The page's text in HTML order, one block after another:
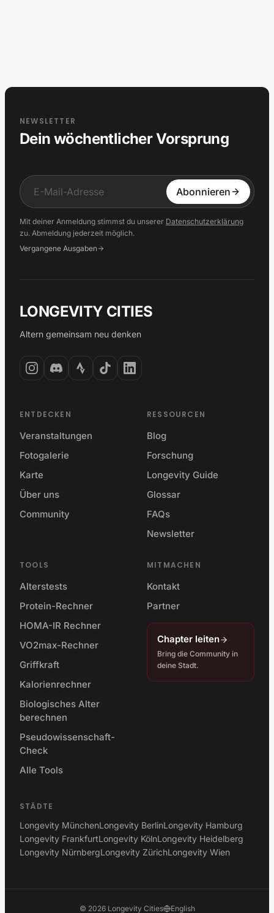
NEWSLETTER
Dein wöchentlicher Vorsprung
Input Abonnieren
Mit deiner Anmeldung stimmst du unserer Datenschutzerklärung
zu. Abmeldung jederzeit möglich.
Vergangene Ausgaben
LONGEVITY CITIES
Altern gemeinsam neu denken
ENTDECKEN
Veranstaltungen
Fotogalerie
Karte
Über uns
Community
RESSOURCEN
Blog
Forschung
Longevity Guide
Glossar
FAQs
Newsletter
TOOLS
Alterstests
Protein-Rechner
HOMA-IR Rechner
VO2max-Rechner
Griffkraft
Kalorienrechner
Biologisches Alter
berechnen
Pseudowissenschaft-
Check
Alle Tools
MITMACHEN
Kontakt
Partner
Chapter leiten
Bring die Community in
deine Stadt.
STÄDTE
Longevity MünchenLongevity BerlinLongevity Hamburg
Longevity FrankfurtLongevity KölnLongevity Heidelberg
Longevity NürnbergLongevity ZürichLongevity Wien
© 2026 Longevity Cities English